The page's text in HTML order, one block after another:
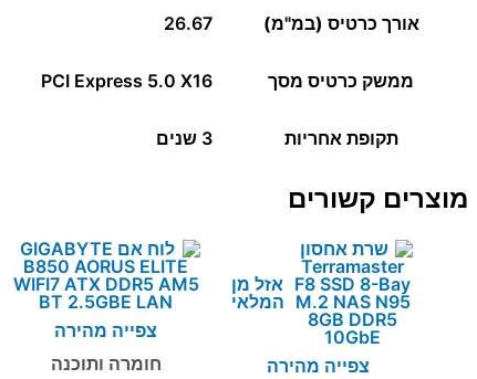
אורך כרטיס (במ"מ) 26.67
ממשק כרטיס מסך PCI Express 5.0 X16
תקופת אחריות 3 שנים
מוצרים קשורים
אזל מן
המלאי
צפייה מהירה
צפייה מהירה
חומרה ותוכנה